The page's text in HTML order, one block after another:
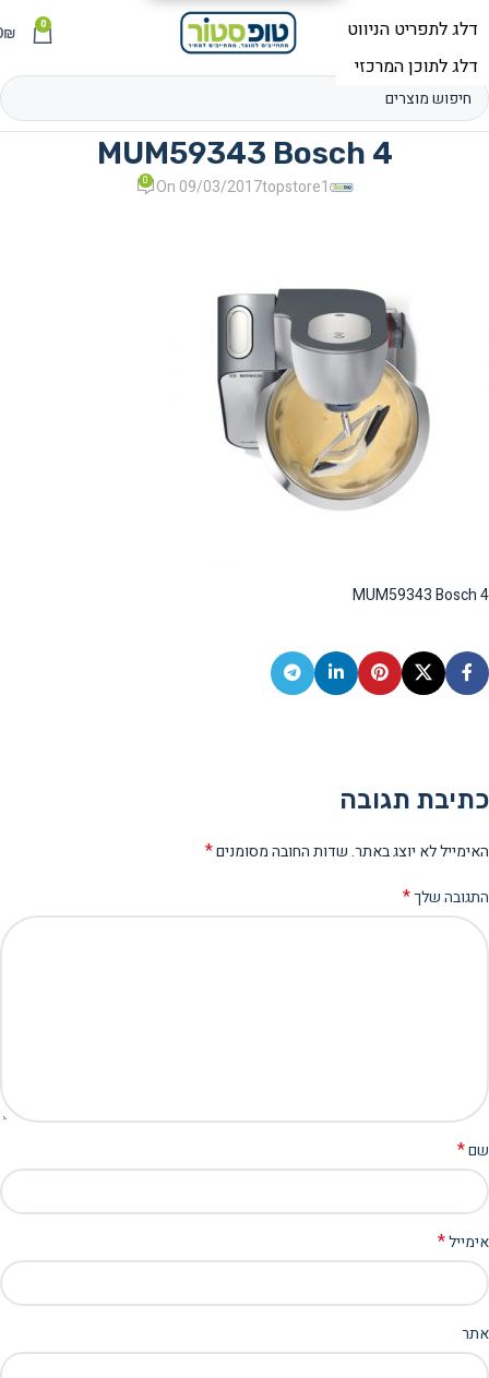
תפריט 0
₪
MUM59343 Bosch 4
topstore1
On 09/03/2017
0
MUM59343 Bosch 4
כתיבת תגובה
האימייל לא יוצג באתר.שדות החובה מסומנים*
התגובה שלך*
שם*
אימייל*
אתר